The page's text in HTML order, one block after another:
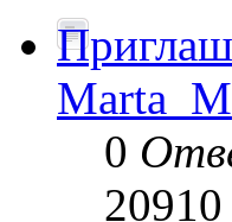
Marta_M
0
20910